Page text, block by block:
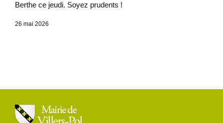
Berthe ce jeudi. Soyez prudents !
26 mai 2026